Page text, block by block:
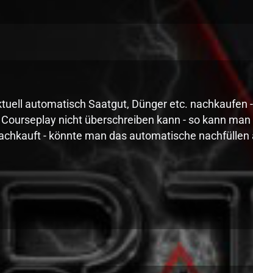
automatisch Saatgut, Dünger etc. nachkaufen
nicht überschreiben kann - so kann
- könnte man das automatische nachfüllen